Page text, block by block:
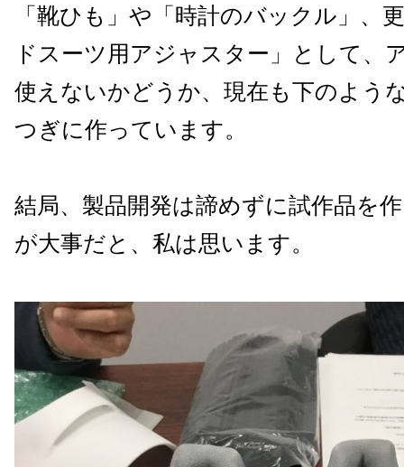
「靴ひも」や「時計のバックル」、
ドスーツ用アジャスター」として、
使えないかどうか、現在も下のよう
つぎに作っています。
結局、製品開発は諦めずに試作品を
が大事だと、私は思います。